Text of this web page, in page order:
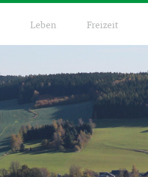
Leben Freizeit